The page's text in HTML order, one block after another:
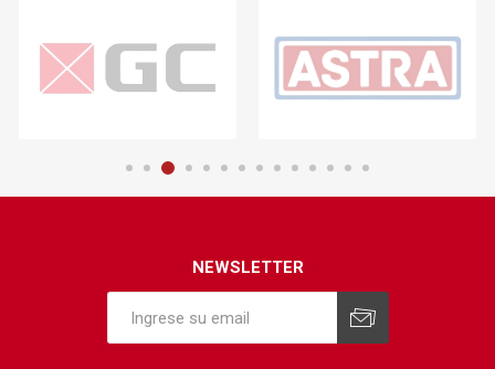
NEWSLETTER